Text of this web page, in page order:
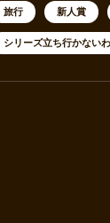
旅行 新人賞
シリーズ立ち行かない